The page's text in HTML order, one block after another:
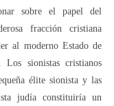
sobre el papel del
fracción cristiana
al moderno Estado de
Los sionistas cristianos
élite sionista y las
judía constituiría un